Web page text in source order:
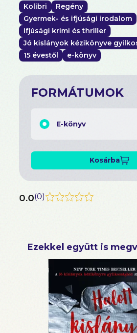
Kolibri
Regény
Gyermek- és ifjúsági irodalom
Ifjúsági krimi és thriller
Jó kislányok kézikönyve
15 évestől
e-könyv
FORMÁTUMOK
E-könyv
Kosárba
0.0(0)
Ezekkel együtt is